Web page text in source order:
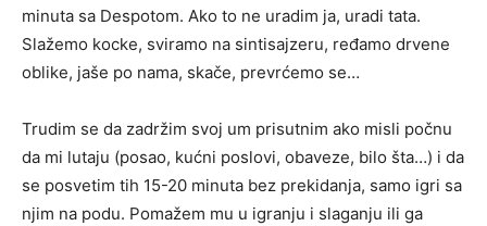
minuta sa Despotom. Ako to ne uradim ja, uradi tata.
Slažemo kocke, sviramo na sintisajzeru, ređamo drvene
oblike, jaše po nama, skače, prevrćemo se…
Trudim se da zadržim svoj um prisutnim ako misli počnu
da mi lutaju (posao, kućni poslovi, obaveze, bilo šta…) i da
se posvetim tih 15-20 minuta bez prekidanja, samo igri sa
njim na podu. Pomažem mu u igranju i slaganju ili ga